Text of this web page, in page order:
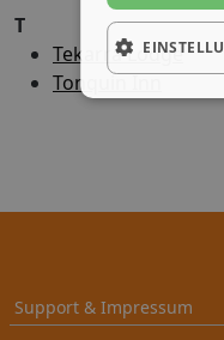
T
Tekarra Lodge
Tonquin Inn
Support & Impressum